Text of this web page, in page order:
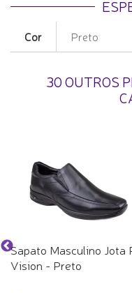
Cor Preto
30 OUTROS
Sapato Masculino Jota
Vision - Preto